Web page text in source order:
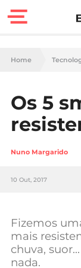
Home
Os 5
Nuno Margarido
10 Out, 2017
Fizemos
mais
chuva,
nada.